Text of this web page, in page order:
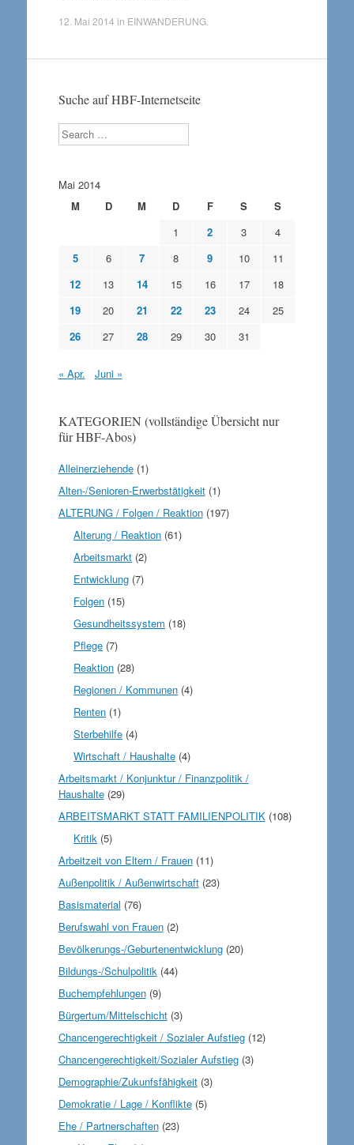
12. Mai 2014 in EINWANDERUNG.
Suche auf HBF-Internetseite
Search
Mai 2014
M
D M D F S
S
1
2 3
4
5
6 7 8 9 10
11
12
13 14 15 16 17
18
19
20 21 22 23 24
25
26
27 28 29 30 31
« Apr. Juni »
KATEGORIEN (vollständige Übersicht nur
für HBF-Abos)
Alleinerziehende(1)
Alten-/Senioren-Erwerbstätigkeit(1)
ALTERUNG / Folgen / Reaktion(197)
Alterung / Reaktion (61)
Arbeitsmarkt (2)
Entwicklung (7)
Folgen (15)
Gesundheitssystem (18)
Pflege (7)
Reaktion (28)
Regionen / Kommunen (4)
Renten (1)
Sterbehilfe (4)
Wirtschaft / Haushalte (4)
Arbeitsmarkt / Konjunktur / Finanzpolitik /
Haushalte(29)
ARBEITSMARKT STATT FAMILIENPOLITIK(108)
Kritik (5)
Arbeitzeit von Eltern / Frauen(11)
Außenpolitik / Außenwirtschaft(23)
Basismaterial (76)
Berufswahl von Frauen(2)
Bevölkerungs-/Geburtenentwicklung(20)
Bildungs-/Schulpolitik(44)
Buchempfehlungen(9)
Bürgertum/Mittelschicht(3)
Chancengerechtigkeit / Sozialer Aufstieg(12)
Chancengerechtigkeit/Sozialer Aufstieg(3)
Demographie/Zukunfsfähigkeit(3)
Demokratie / Lage / Konflikte(5)
Ehe / Partnerschaften(23)